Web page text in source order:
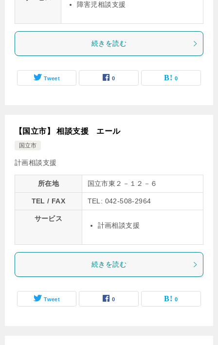
障害児相談支援
続きを読む
Tweet 0 0
【国立市】 相談支援 エール
国立市
計画相談支援
所在地 国立市東２－１２－６
TEL / FAX TEL: 042-508-2964
サービス
計画相談支援
続きを読む
Tweet 0 0